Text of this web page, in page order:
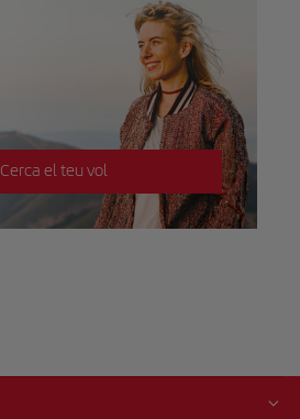
Cerca el teu vol